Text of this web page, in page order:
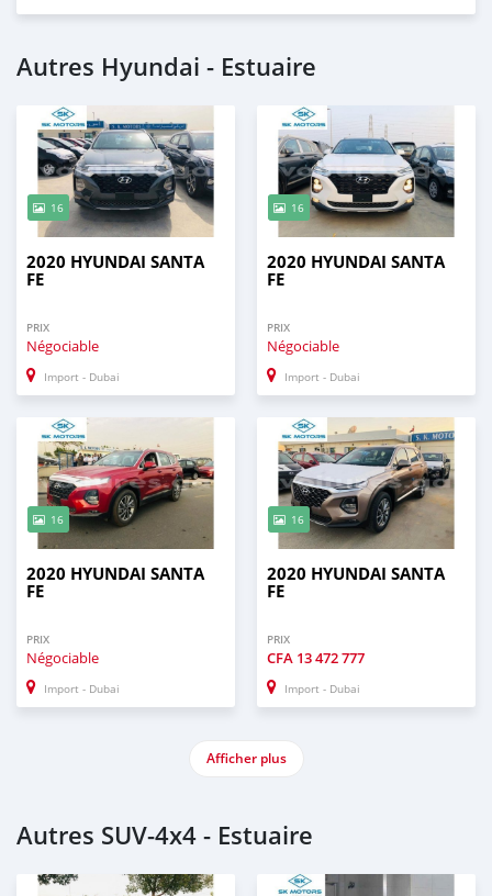
Autres Hyundai - Estuaire
16
2020 HYUNDAI SANTA
FE
PRIX
Négociable
Import - Dubai
16
2020 HYUNDAI SANTA
FE
PRIX
Négociable
Import - Dubai
16
2020 HYUNDAI SANTA
FE
PRIX
Négociable
Import - Dubai
16
2020 HYUNDAI SANTA
FE
PRIX
CFA 13 472 777
Import - Dubai
Afficher plus
Autres SUV‒4x4 - Estuaire